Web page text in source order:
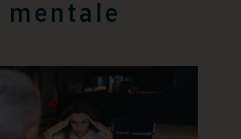
mentale